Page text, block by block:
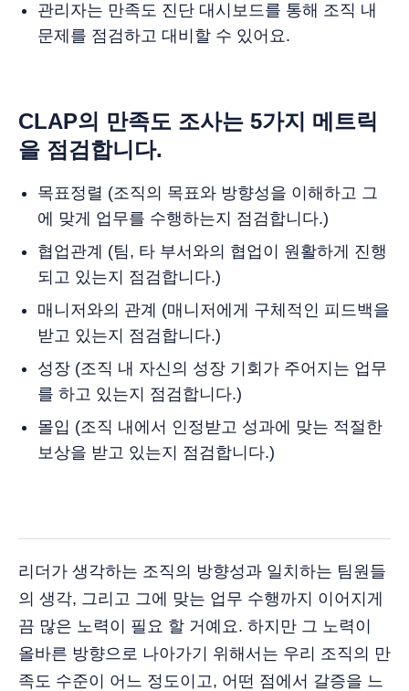
관리자는 만족도 진단 대시보드를 통해 조직 내
문제를 점검하고 대비할 수 있어요.
CLAP의 만족도 조사는 5가지 메트릭
을 점검합니다.
목표정렬 (조직의 목표와 방향성을 이해하고 그
에 맞게 업무를 수행하는지 점검합니다.)
협업관계 (팀, 타 부서와의 협업이 원활하게 진행
되고 있는지 점검합니다.)
매니저와의 관계 (매니저에게 구체적인 피드백을
받고 있는지 점검합니다.)
성장 (조직 내 자신의 성장 기회가 주어지는 업무
를 하고 있는지 점검합니다.)
몰입 (조직 내에서 인정받고 성과에 맞는 적절한
보상을 받고 있는지 점검합니다.)
리더가 생각하는 조직의 방향성과 일치하는 팀원들
의 생각, 그리고 그에 맞는 업무 수행까지 이어지게
끔 많은 노력이 필요 할 거예요. 하지만 그 노력이
올바른 방향으로 나아가기 위해서는 우리 조직의 만
족도 수준이 어느 정도이고, 어떤 점에서 갈증을 느